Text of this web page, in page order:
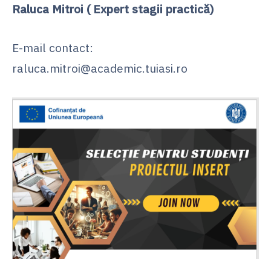
Raluca Mitroi ( Expert stagii practică)
E-mail contact:
raluca.mitroi@academic.tuiasi.ro